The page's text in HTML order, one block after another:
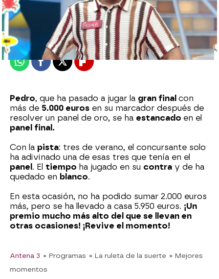
Jennifer Severiche
Publicado:26 de agosto de 2024, 14:57
WhatsappFacebook
X Flipboard
Pedro, que ha pasado a jugar la gran final con
más de 5.000 euros en su marcador después de
resolver un panel de oro, se ha estancado en el
panel final.
Con la pista: tres de verano, el concursante solo
ha adivinado una de esas tres que tenía en el
panel . El tiempo ha jugado en su contra y de ha
quedado en blanco.
En esta ocasión, no ha podido sumar 2.000 euros
más, pero se ha llevado a casa 5.950 euros. ¡Un
premio mucho más alto del que se llevan en
otras ocasiones! ¡Revive el momento!
Antena 3 » Programas » La ruleta de la suerte » Mejores
momentos